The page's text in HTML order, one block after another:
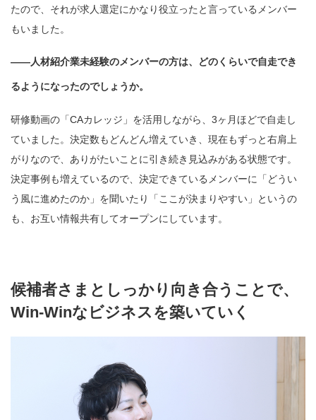
たので、それが求人選定にかなり役立ったと言っているメンバー
もいました。
——人材紹介業未経験のメンバーの方は、どのくらいで自走でき
るようになったのでしょうか。
研修動画の「CAカレッジ」を活用しながら、3ヶ月ほどで自走し
ていました。決定数もどんどん増えていき、現在もずっと右肩上
がりなので、ありがたいことに引き続き見込みがある状態です。
決定事例も増えているので、決定できているメンバーに「どうい
う風に進めたのか」を聞いたり「ここが決まりやすい」というの
も、お互い情報共有してオープンにしています。
候補者さまとしっかり向き合うことで、
Win-Winなビジネスを築いていく